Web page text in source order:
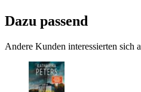
Dazu passend
Andere Kunden interessierten sich